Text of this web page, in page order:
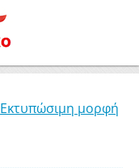
Εκτυπώσιμη μορφή